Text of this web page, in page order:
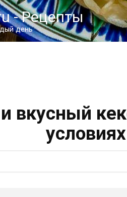
- Рецепты
день
вкусный
условиях